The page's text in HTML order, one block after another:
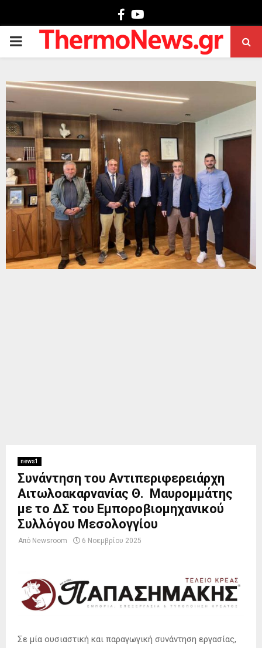
Facebook
PRIMARY
news1
Συνάντηση του Αντιπεριφερειάρχη
Αιτωλοακαρνανίας Θ. Μαυρομμάτης
με το ΔΣ του Εμποροβιομηχανικού
Συλλόγου Μεσολογγίου
Από Newsroom 6 Νοεμβρίου 2025
Σε μία ουσιαστική και παραγωγική συνάντηση εργασίας,